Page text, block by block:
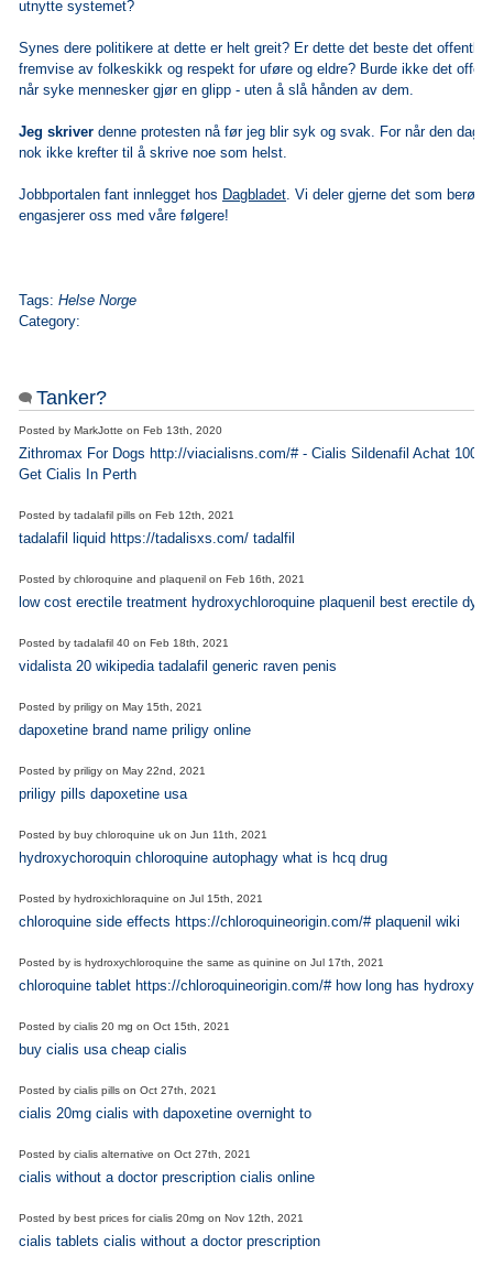
utnytte systemet?
Synes dere politikere at dette er helt greit? Er dette det beste det
fremvise av folkeskikk og respekt for uføre og eldre? Burde ikke det
når syke mennesker gjør en glipp - uten å slå hånden av dem.
Jeg skriver denne protesten nå før jeg blir syk og svak. For når den
nok ikke krefter til å skrive noe som helst.
Jobbportalen fant innlegget hos Dagbladet. Vi deler gjerne det som
engasjerer oss med våre følgere!
Tags:Helse Norge
Category:
Tanker?
Posted byMarkJotteonFeb 13th, 2020
Zithromax For Dogs http://viacialisns.com/# - Cialis Sildenafil Achat 100
Get Cialis In Perth
Posted bytadalafil pillsonFeb 12th, 2021
tadalafil liquid https://tadalisxs.com/ tadalfil
Posted bychloroquine and plaquenilonFeb 16th, 2021
low cost erectile treatment hydroxychloroquine plaquenil best erectile
Posted bytadalafil 40onFeb 18th, 2021
vidalista 20 wikipedia tadalafil generic raven penis
Posted bypriligyonMay 15th, 2021
dapoxetine brand name priligy online
Posted bypriligyonMay 22nd, 2021
priligy pills dapoxetine usa
Posted bybuy chloroquine ukonJun 11th, 2021
hydroxychoroquin chloroquine autophagy what is hcq drug
Posted byhydroxichloraquineonJul 15th, 2021
chloroquine side effects https://chloroquineorigin.com/# plaquenil wiki
Posted byis hydroxychloroquine the same as quinineonJul 17th, 2021
chloroquine tablet https://chloroquineorigin.com/# how long has
Posted bycialis 20 mgonOct 15th, 2021
buy cialis usa cheap cialis
Posted bycialis pillsonOct 27th, 2021
cialis 20mg cialis with dapoxetine overnight to
Posted bycialis alternativeonOct 27th, 2021
cialis without a doctor prescription cialis online
Posted bybest prices for cialis 20mgonNov 12th, 2021
cialis tablets cialis without a doctor prescription